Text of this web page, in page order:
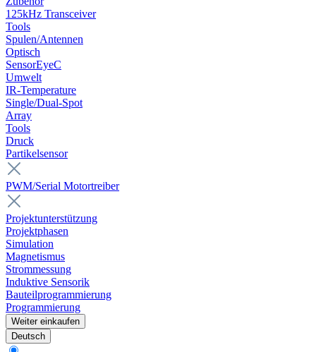
125kHz Transceiver
Tools
Spulen/Antennen
Optisch
SensorEyeC
Umwelt
IR-Temperature
Single/Dual-Spot
Array
Tools
Druck
Partikelsensor
PWM/Serial Motortreiber
Projektunterstützung
Projektphasen
Simulation
Magnetismus
Strommessung
Induktive Sensorik
Bauteilprogrammierung
Programmierung
Weiter einkaufen
Deutsch